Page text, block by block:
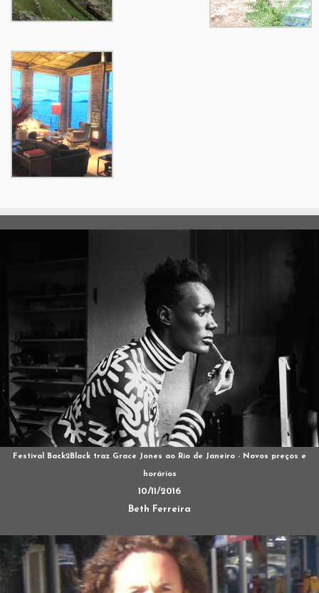
Festival Back2Black traz Grace Jones ao Rio de Janeiro - Novos preços e
horários
10/11/2016
Beth Ferreira